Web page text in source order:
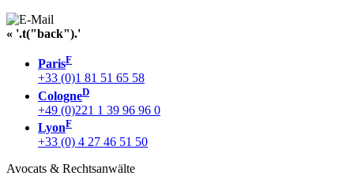
« '.t("back").'
ParisF
+33 (0)1 81 51 65 58
CologneD
+49 (0)221 1 39 96 96 0
LyonF
+33 (0) 4 27 46 51 50
Avocats & Rechtsanwälte